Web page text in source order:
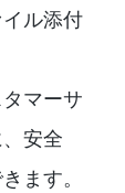
ル添付
マーサ
安全
ます。